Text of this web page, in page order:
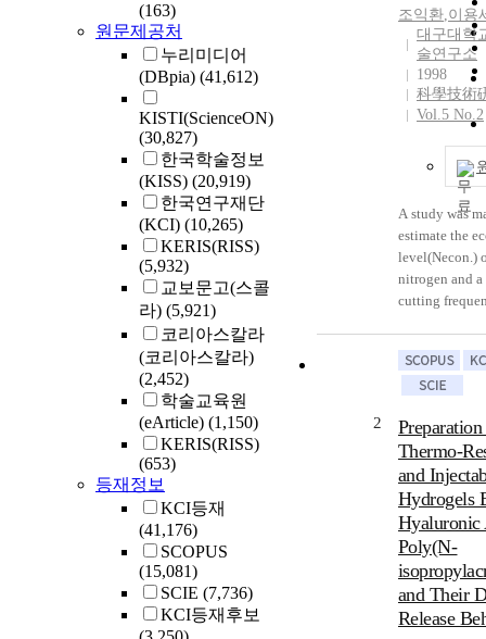
(163)
원문제공처
누리미디어
(DBpia) (41,612)
KISTI(ScienceON)
(30,827)
한국학술정보
(KISS) (20,919)
한국연구재단
(KCI) (10,265)
KERIS(RISS)
(5,932)
교보문고(스콜
라) (5,921)
코리아스칼라
(코리아스칼라)
(2,452)
학술교육원
(eArticle) (1,150)
KERIS(RISS)
(653)
등재정보
KCI등재
(41,176)
SCOPUS
(15,081)
SCIE (7,736)
KCI등재후보
조익환,이용
대구대학
술연구소
1998
科學技術
Vol.5 No.2
A study was
estimate the
level(Necon.)
nitrogen and a
cutting
glomerata L.)
harvested
mineral
applied at the
90, 180, 270
ha^(-1) in 3
120, 240. 360
ha^(-1) in 4
0. 150. 300.
kg ha^(-1) in
respectively.
matter yields
2
Thermo-
and
Hydrogels
Hyaluronic
Poly(N-
and Their
Release